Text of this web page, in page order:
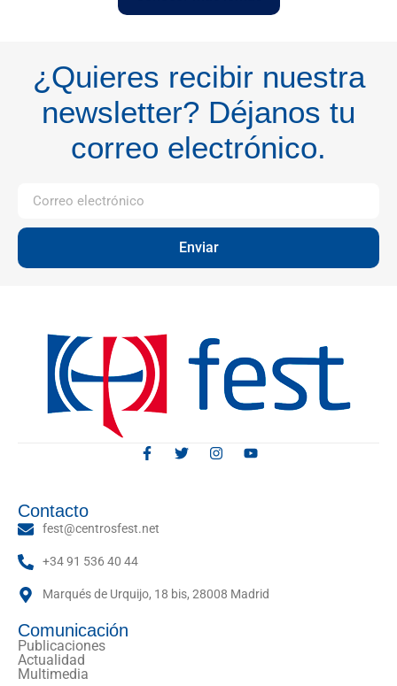
¿Quieres recibir nuestra
newsletter? Déjanos tu
correo electrónico.
Enviar
Contacto
fest@centrosfest.net
+34 91 536 40 44
Marqués de Urquijo, 18 bis, 28008 Madrid
Comunicación
Publicaciones
Actualidad
Multimedia